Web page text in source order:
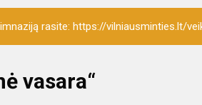
rasite: https://vilniausminties.lt/
vasara“